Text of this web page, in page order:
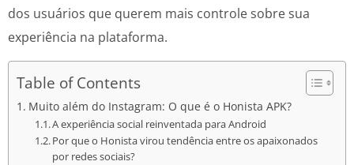
dos usuários que querem mais controle sobre sua
experiência na plataforma.
Table of Contents
Muito além do Instagram: O que é o Honista APK?
A experiência social reinventada para Android
Por que o Honista virou tendência entre os apaixonados
por redes sociais?